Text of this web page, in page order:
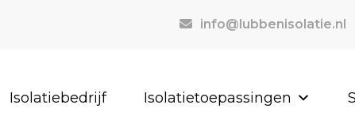
info@lubbenisolatie.nl
Isolatiebedrijf Isolatietoepassingen